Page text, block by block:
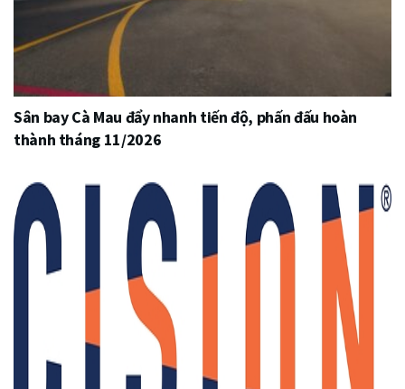
Sân bay Cà Mau đẩy nhanh tiến độ, phấn đấu hoàn
thành tháng 11/2026